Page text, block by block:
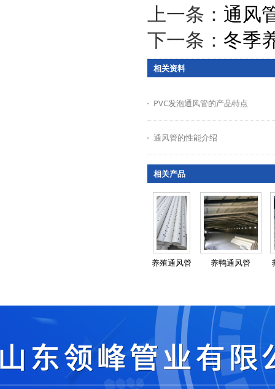
上一条： 通风
下一条： 冬季
相关资料
PVC发泡通风管的产品特点
通风管的性能介绍
相关产品
养殖通风管 养鸭通风管